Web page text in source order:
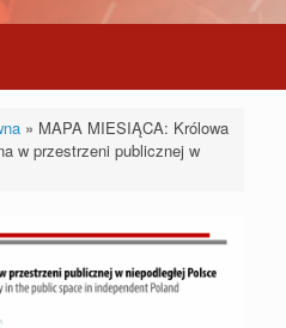
» MAPA MIESIĄCA: Królowa
w przestrzeni publicznej w